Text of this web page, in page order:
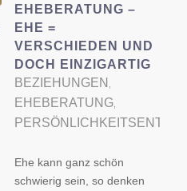
EHEBERATUNG –
EHE =
VERSCHIEDEN UND
DOCH EINZIGARTIG
BEZIEHUNGEN
EHEBERATUNG,
Ehe kann ganz schön
schwierig sein, so denken